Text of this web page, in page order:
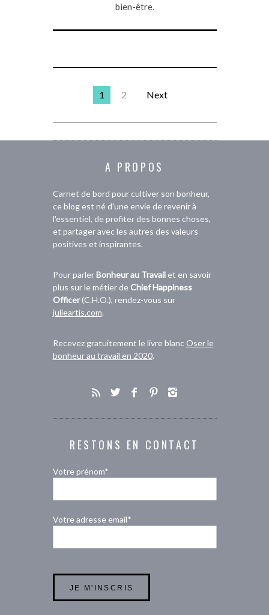
bien-être.
1 2 Next
A PROPOS
Carnet de bord pour cultiver son bonheur,
ce blog est né d'une envie de revenir à
l'essentiel, de profiter des bonnes choses,
et partager avec les autres des valeurs
positives et inspirantes.
Pour parlerBonheur au Travailet en savoir
plus sur le métier deChief Happiness
Officer(C.H.O.), rendez-vous sur
julieartis.com.
Recevez gratuitement le livre blanc Oser le
bonheur au travail en 2020.
RESTONS EN CONTACT
Votre prénom*
Votre adresse email*